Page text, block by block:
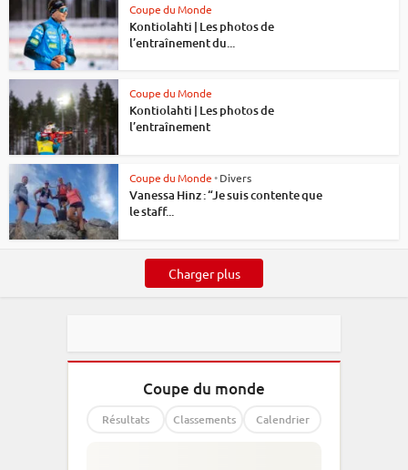
Coupe du Monde
Kontiolahti | Les photos de
l’entraînement du...
Coupe du Monde
Kontiolahti | Les photos de
l’entraînement
Coupe du Monde•Divers
Vanessa Hinz : “Je suis contente que
le staff...
Charger plus
Coupe du monde
Résultats Classements Calendrier